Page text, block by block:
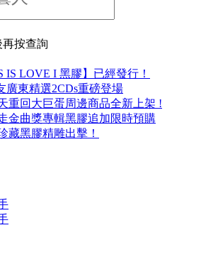
按查詢
IS LOVE I 黑膠】已經發行！
廣東精選2CDs重磅登場
重回大巨蛋周邊商品全新上架 !
金曲獎專輯黑膠追加限時預購
藏黑膠精雕出擊！